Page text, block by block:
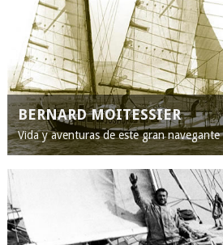
BERNARD MOITESSIER
Vida y aventuras de este gran navegante